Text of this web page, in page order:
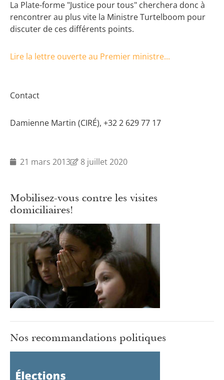
La Plate-forme "Justice pour tous" cherchera donc à
rencontrer au plus vite la Ministre Turtelboom pour
discuter de ces différents points.
Lire la lettre ouverte au Premier ministre...
Contact
Damienne Martin (CIRÉ), +32 2 629 77 17
21 mars 2013 8 juillet 2020
Mobilisez-vous contre les visites
domiciliaires!
Nos recommandations politiques